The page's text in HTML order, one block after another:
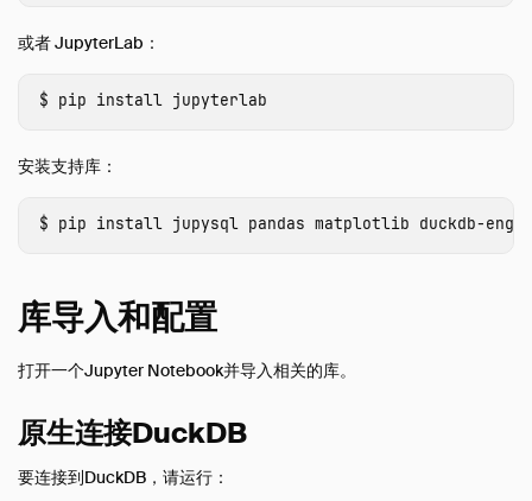
导出到Numpy
从Arrow导入
Pandas上的关系API
与Ibis的集成
使用 fsspec 文件系统
SQL 编辑器
SQL 功能
代码片段
或者 JupyterLab：
pip install
安装支持库：
pip install
库导入和配置
打开一个Jupyter Notebook并导入相关的库。
原生连接DuckDB
要连接到DuckDB，请运行：